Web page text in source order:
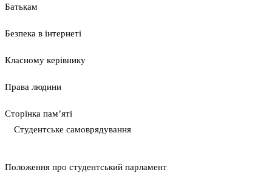
Батькам
Безпека в інтернеті
Класному керівнику
Права людини
Сторінка пам’яті
Студентське самоврядування
Положення про студентський парламент